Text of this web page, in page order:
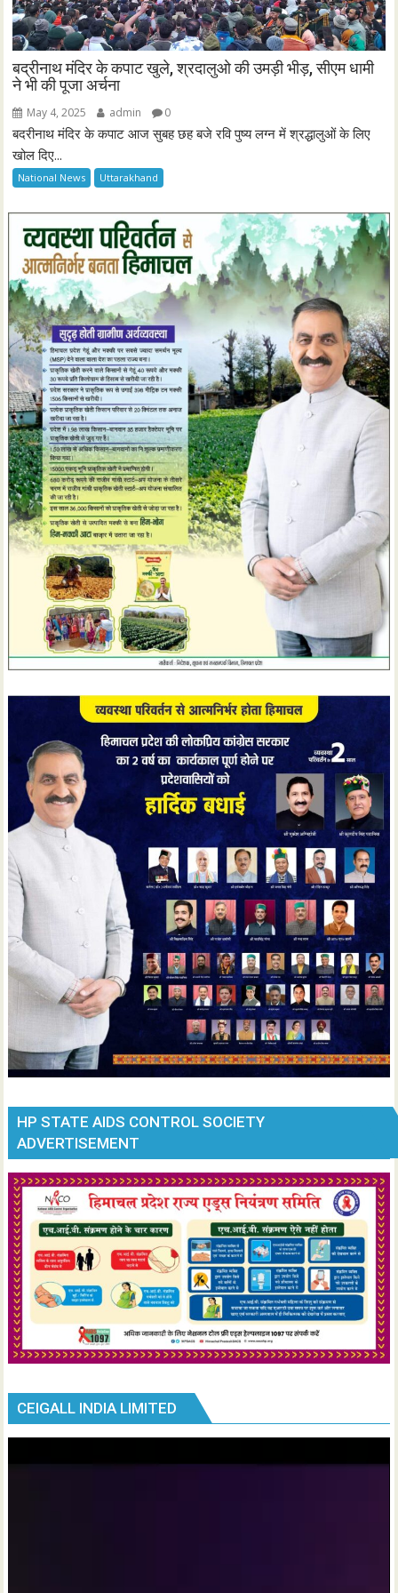
बद्रीनाथ मंदिर के कपाट खुले, श्रदालुओ की उमड़ी भीड़, सीएम धामी
ने भी की पूजा अर्चना
May 4, 2025 admin 0
बदरीनाथ मंदिर के कपाट आज सुबह छह बजे रवि पुष्य लग्न में श्रद्धालुओं के लिए
खोल दिए...
National News Uttarakhand
HP STATE AIDS CONTROL SOCIETY
ADVERTISEMENT
CEIGALL INDIA LIMITED